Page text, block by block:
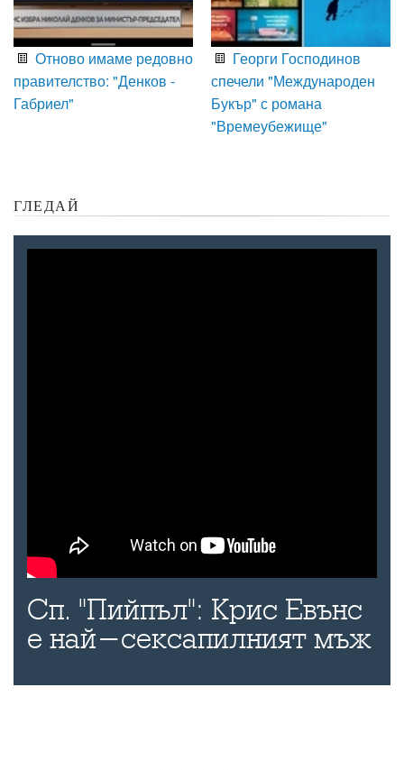
Отново имаме редовно
правителство: "Денков -
Габриел"
Георги Господинов
спечели "Международен
Букър" с романа
"Времеубежище"
ГЛЕДАЙ
Сп. "Пийпъл": Крис Евънс
е най-сексапилният мъж